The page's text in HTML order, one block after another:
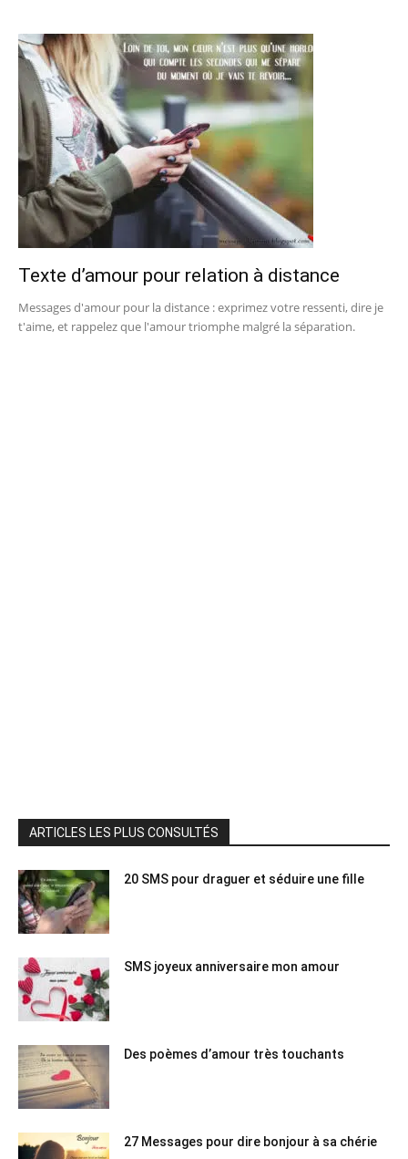
Texte d’amour pour relation à distance
Messages d'amour pour la distance : exprimez votre ressenti, dire je
t'aime, et rappelez que l'amour triomphe malgré la séparation.
ARTICLES LES PLUS CONSULTÉS
20 SMS pour draguer et séduire une fille
SMS joyeux anniversaire mon amour
Des poèmes d’amour très touchants
27 Messages pour dire bonjour à sa chérie